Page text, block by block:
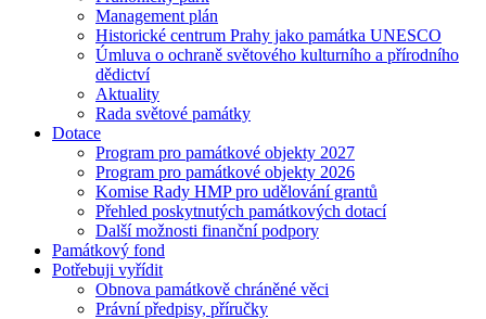
Management plán
Historické centrum Prahy jako památka UNESCO
Úmluva o ochraně světového kulturního a přírodního
dědictví
Aktuality
Rada světové památky
Dotace
Program pro památkové objekty 2027
Program pro památkové objekty 2026
Komise Rady HMP pro udělování grantů
Přehled poskytnutých památkových dotací
Další možnosti finanční podpory
Památkový fond
Potřebuji vyřídit
Obnova památkově chráněné věci
Právní předpisy, příručky